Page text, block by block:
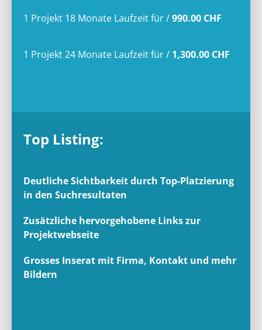
1 Projekt 18 Monate Laufzeitfür/990.00 CHF
1 Projekt 24 Monate Laufzeitfür/ 1,300.00 CHF
Top Listing:
Deutliche Sichtbarkeit durch Top-Platzierung
in den Suchresultaten
Zusätzliche hervorgehobene Links zur
Projektwebseite
Grosses Inserat mit Firma, Kontakt und mehr
Bildern